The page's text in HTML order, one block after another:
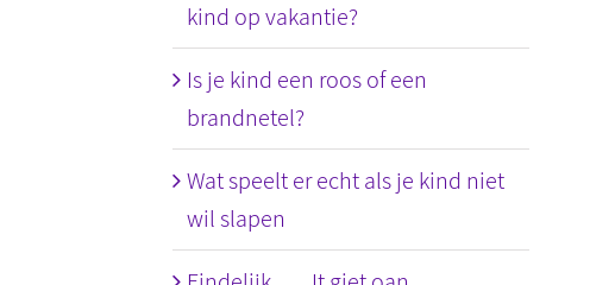
kind op vakantie?
Is je kind een roos of een
brandnetel?
Wat speelt er echt als je kind niet
wil slapen